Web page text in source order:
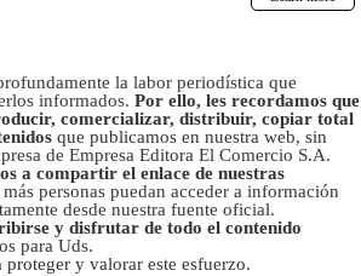
la labor periodística que
informados. Por ello, les recordamos que
comercializar, distribuir, copiar total
que publicamos en nuestra web, sin
de Empresa Editora El Comercio S.A.
a compartir el enlace de nuestras
personas puedan acceder a información
desde nuestra fuente oficial.
y disfrutar de todo el contenido
para Uds.
y valorar este esfuerzo.